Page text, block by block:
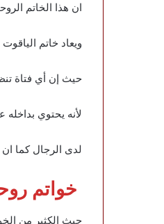
ان هذا الخاتم
ويعاد خاتم
حيث إن أي فتاة
لأنه يحتوي
لدى الرجال كما ان
خواتم
حيث الكثير من